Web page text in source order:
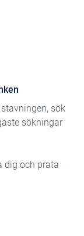
sök
sökningar
dig och prata